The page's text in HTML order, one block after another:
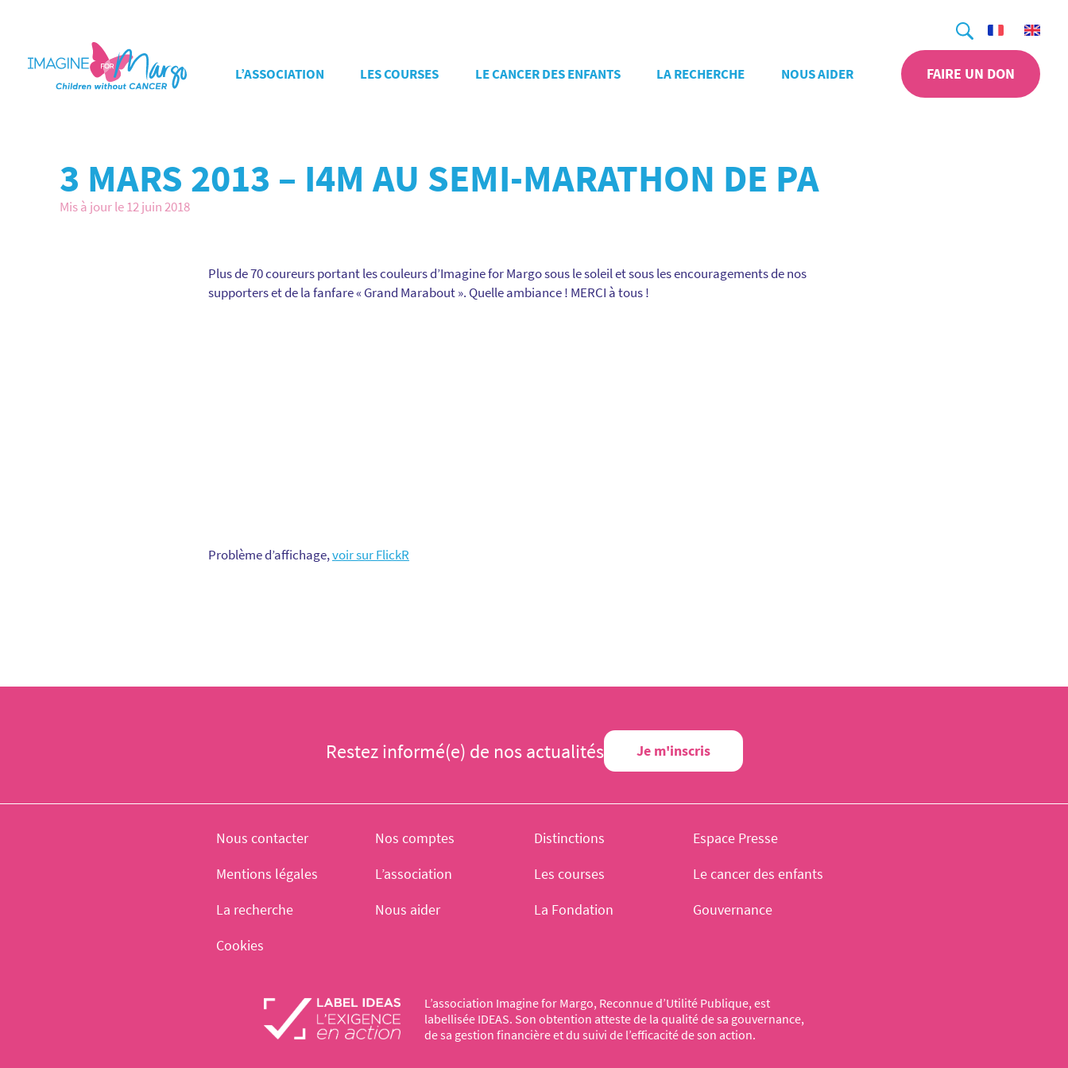
Recherche
L’ASSOCIATION LES COURSES LE CANCER DES ENFANTS LA RECHERCHE NOUS AIDER FAIRE UN DON
3 MARS 2013 – I4M AU SEMI-MARATHON DE PA
Mis à jour le 12 juin 2018
Plus de 70 coureurs portant les couleurs d’Imagine for Margo sous le soleil et sous les encouragements de nos
supporters et de la fanfare « Grand Marabout ». Quelle ambiance ! MERCI à tous !
Problème d’affichage,voir sur FlickR
Restez informé(e) de nos actualités Je m'inscris
L’association Imagine for Margo, Reconnue d’Utilité Publique, est
labellisée IDEAS. Son obtention atteste de la qualité de sa gouvernance,
de sa gestion financière et du suivi de l’efficacité de son action.
Nous contacter Nos comptes Distinctions
Espace Presse
Mentions légales
L’association Les courses
Le cancer des enfants
La recherche
Nous aider La Fondation
Gouvernance
Cookies